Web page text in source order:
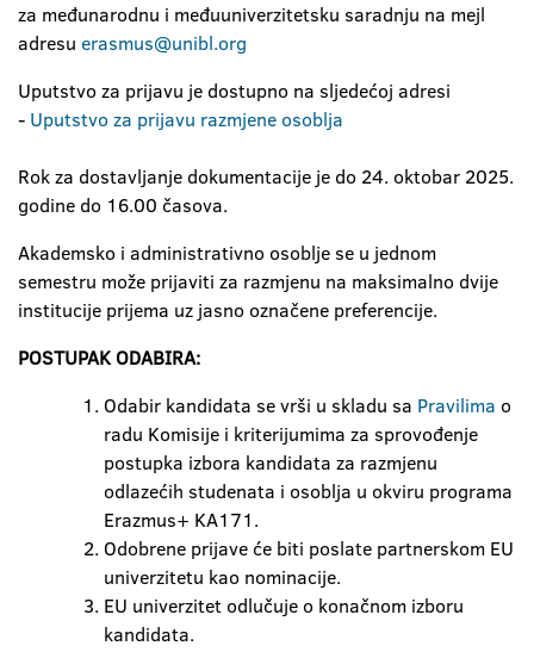
za međunarodnu i međuuniverzitetsku saradnju na mejl
adresu erasmus@unibl.org
Uputstvo za prijavu je dostupno na sljedećoj adresi
- Uputstvo za prijavu razmjene osoblja
Rok za dostavljanje dokumentacije je do 24. oktobar 2025.
godine do 16.00 časova.
Akademsko i administrativno osoblje se u jednom
semestru može prijaviti za razmjenu na maksimalno dvije
institucije prijema uz jasno označene preferencije.
POSTUPAK ODABIRA:
Odabir kandidata se vrši u skladu sa Pravilima o
radu Komisije i kriterijumima za sprovođenje
postupka izbora kandidata za razmjenu
odlazećih studenata i osoblja u okviru programa
Erazmus+ KA171.
Odobrene prijave će biti poslate partnerskom EU
univerzitetu kao nominacije.
EU univerzitet odlučuje o konačnom izboru
kandidata.